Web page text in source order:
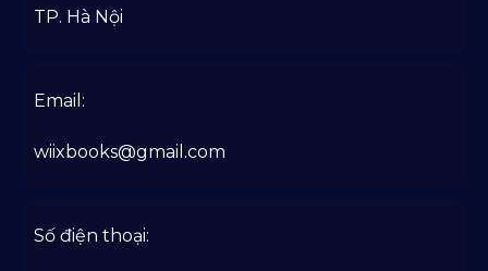
TP. Hà Nội
Email:
wiixbooks@gmail.com
Số điện thoại: